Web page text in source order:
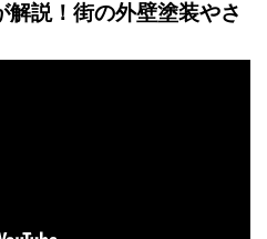
説！街の外壁塗装やさ